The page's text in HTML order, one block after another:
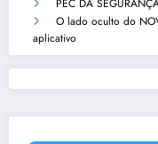
PEC DA
O lado oculto do
aplicativo